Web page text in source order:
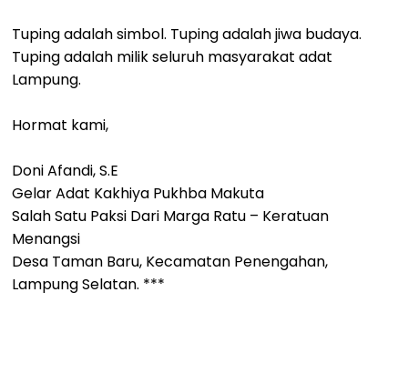
Tuping adalah simbol. Tuping adalah jiwa budaya.
Tuping adalah milik seluruh masyarakat adat
Lampung.
Hormat kami,
Doni Afandi, S.E
Gelar Adat Kakhiya Pukhba Makuta
Salah Satu Paksi Dari Marga Ratu – Keratuan
Menangsi
Desa Taman Baru, Kecamatan Penengahan,
Lampung Selatan. ***